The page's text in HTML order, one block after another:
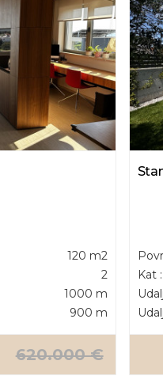
120 m2
2
1000 m
900 m
620.000 €
Kat :